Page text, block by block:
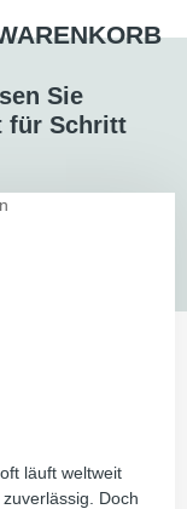
Sie
für Schritt
läuft weltweit
Doch